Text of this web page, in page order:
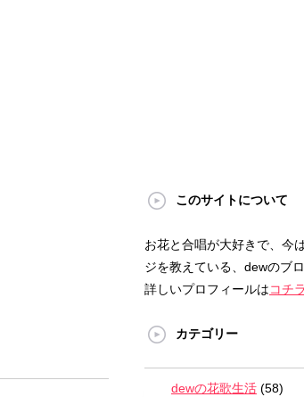
このサイトについて
お花と合唱が大好きで、今
ジを教えている、dewのブ
詳しいプロフィールはコチ
カテゴリー
dewの花歌生活 (58)